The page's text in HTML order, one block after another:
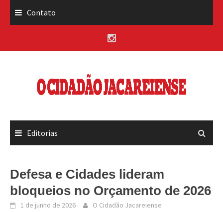
Contato
Editorias
Defesa e Cidades lideram
bloqueios no Orçamento de 2026
1 de junho de 2026 O Cidadão Jacareiense